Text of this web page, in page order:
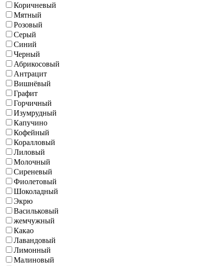
Коричневый
Мятный
Розовый
Серый
Синий
Черный
Абрикосовый
Антрацит
Вишнёвый
Графит
Горчичный
Изумрудный
Капучино
Кофейный
Коралловый
Лиловый
Молочный
Сиреневый
Фиолетовый
Шоколадный
Экрю
Васильковый
жемчужный
Какао
Лавандовый
Лимонный
Малиновый